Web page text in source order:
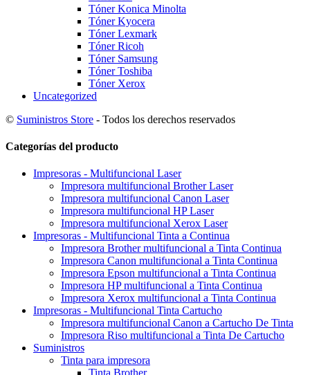
Tóner Konica Minolta
Tóner Kyocera
Tóner Lexmark
Tóner Ricoh
Tóner Samsung
Tóner Toshiba
Tóner Xerox
Uncategorized
© Suministros Store - Todos los derechos reservados
Categorías del producto
Impresoras - Multifuncional Laser
Impresora multifuncional Brother Laser
Impresora multifuncional Canon Laser
Impresora multifuncional HP Laser
Impresora multifuncional Xerox Laser
Impresoras - Multifuncional Tinta a Continua
Impresora Brother multifuncional a Tinta Continua
Impresora Canon multifuncional a Tinta Continua
Impresora Epson multifuncional a Tinta Continua
Impresora HP multifuncional a Tinta Continua
Impresora Xerox multifuncional a Tinta Continua
Impresoras - Multifuncional Tinta Cartucho
Impresora multifuncional Canon a Cartucho De Tinta
Impresora Riso multifuncional a Tinta De Cartucho
Suministros
Tinta para impresora